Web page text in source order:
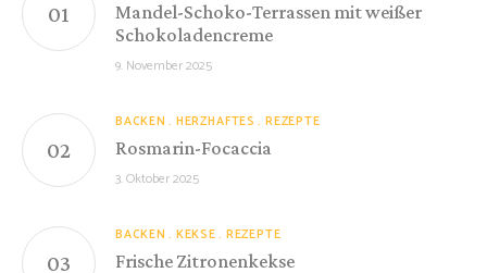
Mandel-Schoko-Terrassen mit weißer
Schokoladencreme
9. November 2025
BACKEN HERZHAFTES REZEPTE
Rosmarin-Focaccia
3. Oktober 2025
BACKEN KEKSE REZEPTE
Frische Zitronenkekse